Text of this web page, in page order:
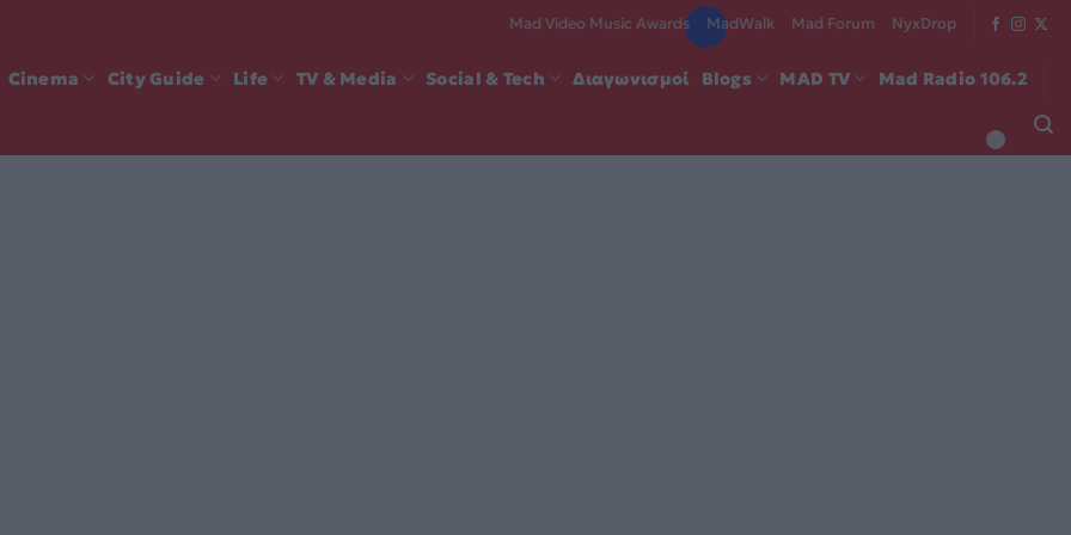
Mad Video Music Awards MadWalk Mad Forum NyxDrop
Cinema City Guide Life TV & Media Social & Tech Διαγωνισμοί Blogs MAD TV Mad Radio 106.2